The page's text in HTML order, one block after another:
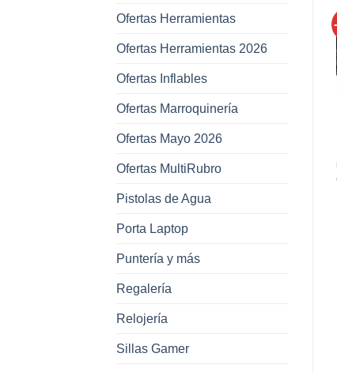
Ofertas Herramientas
Ofertas Herramientas 2026
Ofertas Inflables
Ofertas Marroquinería
Ofertas Mayo 2026
Ofertas MultiRubro
Pistolas de Agua
Porta Laptop
Puntería y más
Regalería
Relojería
Sillas Gamer
Añadir a
Brazo con Abrojo para
HERRAMIENTAS
Amp para Batería con
Estuche para Auto –